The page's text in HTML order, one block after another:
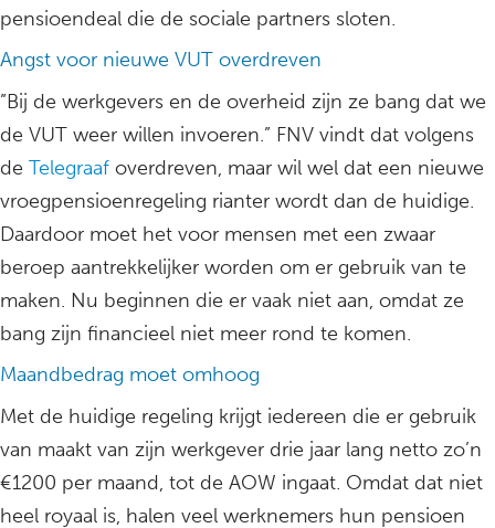
pensioendeal die de sociale partners sloten.
Angst voor nieuwe VUT overdreven
”Bij de werkgevers en de overheid zijn ze bang dat we
de VUT weer willen invoeren.” FNV vindt dat volgens
de Telegraaf overdreven, maar wil wel dat een nieuwe
vroegpensioenregeling rianter wordt dan de huidige.
Daardoor moet het voor mensen met een zwaar
beroep aantrekkelijker worden om er gebruik van te
maken. Nu beginnen die er vaak niet aan, omdat ze
bang zijn financieel niet meer rond te komen.
Maandbedrag moet omhoog
Met de huidige regeling krijgt iedereen die er gebruik
van maakt van zijn werkgever drie jaar lang netto zo’n
€1200 per maand, tot de AOW ingaat. Omdat dat niet
heel royaal is, halen veel werknemers hun pensioen